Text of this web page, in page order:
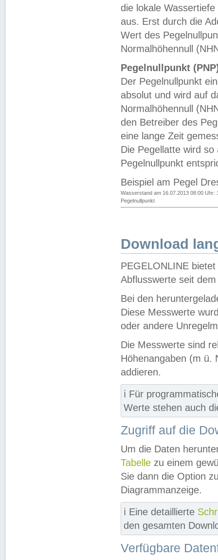
die lokale
aus. Erst durch die
Wert des
Normalhöhennull
Pegelnullpunkt
Der Pegelnullpunkt
absolut und wird auf
Normalhöhennull
den Betreiber des
eine lange Zeit
Die Pegellatte wird
Pegelnullpunkt
Beispiel am Pegel
Wasserstand am 16.07.2013 08:00 Uhr:
Pegelnullpunkt
Download
PEGELONLINE
Abflusswerte seit
Bei den
Diese Messwerte
oder andere
Die Messwerte sind
Höhenangaben (m ü.
addieren.
ℹ️ Für
Werte stehen auch
Zugriff auf die
Um die Daten
Tabelle zu einem
Sie dann die Option
Diagrammanzeige.
ℹ️ Eine detaillierte
den gesamten
Verfügbare